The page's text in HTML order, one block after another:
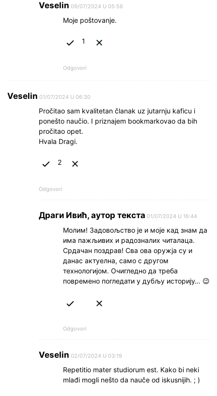
Veselin 09/07/2024 U 05:56
Moje poštovanje.
1
Odgovori
Veselin 01/07/2024 U 06:30
Pročitao sam kvalitetan članak uz jutarnju kaficu i
ponešto naučio. I priznajem bookmarkovao da bih
pročitao opet.
Hvala Dragi.
2
Odgovori
Драги Ивић, аутор текста 01/07/2024 U 16:44
Молим! Задовољство је и моје кад знам да
има пажљивих и радозналих читалаца.
Срдачан поздрав! Сва ова оружја су и
данас актуелна, само с другом
технологијом. Очигледно да треба
повремено погледати у дубљу историју… 😉
Odgovori
Veselin 02/07/2024 U 03:19
Repetitio mater studiorum est. Kako bi neki
mlađi mogli nešto da nauče od iskusnijih. ; )